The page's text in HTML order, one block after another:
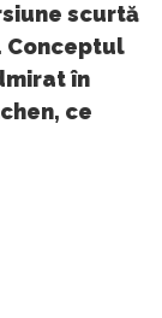
scurtă
Conceptul
în
ce